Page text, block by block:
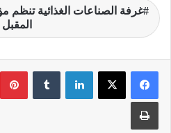
غرفة الصناعات الغذائية تنظم
المقبل
لينكدإن